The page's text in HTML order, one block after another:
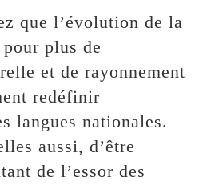
que l’évolution de la
plus de
et de rayonnement
redéfinir
langues nationales.
aussi, d’être
de l’essor des